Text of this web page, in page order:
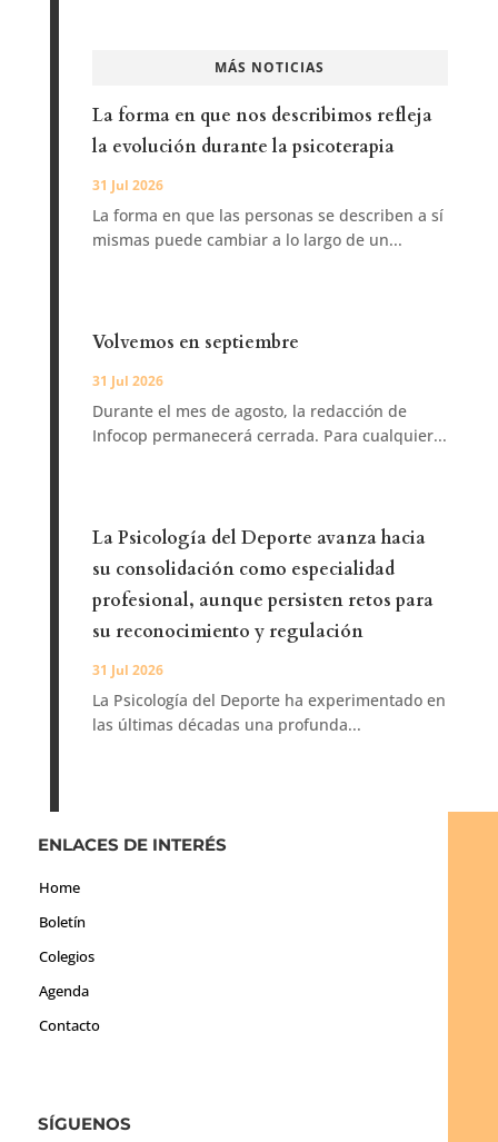
MÁS NOTICIAS
La forma en que nos describimos refleja
la evolución durante la psicoterapia
31 Jul 2026
La forma en que las personas se describen a sí
mismas puede cambiar a lo largo de un...
Volvemos en septiembre
31 Jul 2026
Durante el mes de agosto, la redacción de
Infocop permanecerá cerrada. Para cualquier...
La Psicología del Deporte avanza hacia
su consolidación como especialidad
profesional, aunque persisten retos para
su reconocimiento y regulación
31 Jul 2026
La Psicología del Deporte ha experimentado en
las últimas décadas una profunda...
ENLACES DE INTERÉS
Home
Boletín
Colegios
Agenda
Contacto
SÍGUENOS